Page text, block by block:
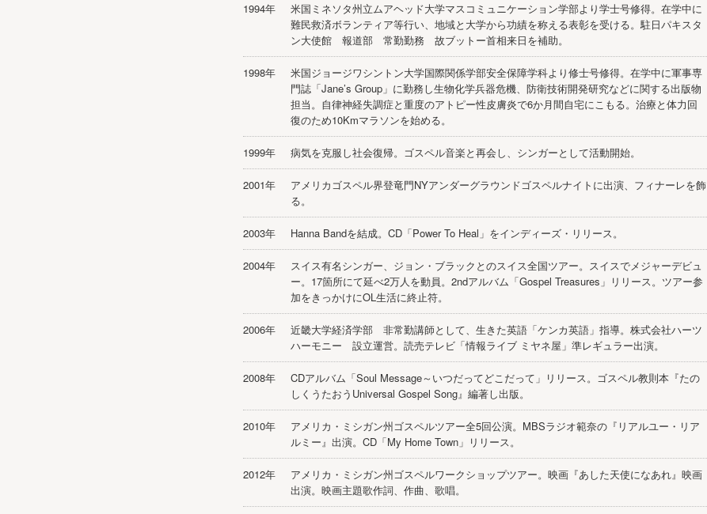
1994年
米国ミネソタ州立ムアヘッド大学マスコミュニケーション学部より学士号修得。在学中に
難民救済ボランティア等行い、地域と大学から功績を称える表彰を受ける。駐日パキスタ
ン大使館 報道部 常勤勤務 故ブットー首相来日を補助。
1998年
米国ジョージワシントン大学国際関係学部安全保障学科より修士号修得。在学中に軍事専
門誌「Jane’s Group」に勤務し生物化学兵器危機、防衛技術開発研究などに関する出版物
担当。自律神経失調症と重度のアトピー性皮膚炎で6か月間自宅にこもる。治療と体力回
復のため10Kmマラソンを始める。
1999年 病気を克服し社会復帰。ゴスペル音楽と再会し、シンガーとして活動開始。
2001年
アメリカゴスペル界登竜門NYアンダーグラウンドゴスペルナイトに出演、フィナーレを飾
る。
2003年 Hanna Bandを結成。CD「Power To Heal」をインディーズ・リリース。
2004年
スイス有名シンガー、ジョン・ブラックとのスイス全国ツアー。スイスでメジャーデビュ
ー。17箇所にて延べ2万人を動員。2ndアルバム「Gospel Treasures」リリース。ツアー参
加をきっかけにOL生活に終止符。
2006年
近畿大学経済学部 非常勤講師として、生きた英語「ケンカ英語」指導。株式会社ハーツ
ハーモニー 設立運営。読売テレビ「情報ライブ ミヤネ屋」準レギュラー出演。
2008年
CDアルバム「Soul Message～いつだってどこだって」リリース。ゴスペル教則本『たの
しくうたおうUniversal Gospel Song』編著し出版。
2010年
アメリカ・ミシガン州ゴスペルツアー全5回公演。MBSラジオ範奈の『リアルユー・リア
ルミー』出演。CD「My Home Town」リリース。
2012年
アメリカ・ミシガン州ゴスペルワークショップツアー。映画『あした天使になあれ』映画
出演。映画主題歌作詞、作曲、歌唱。